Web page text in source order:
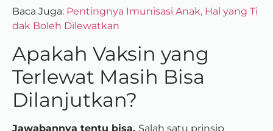
Baca Juga: Pentingnya Imunisasi Anak, Hal yang Ti
dak Boleh Dilewatkan
Apakah Vaksin yang
Terlewat Masih Bisa
Dilanjutkan?
Jawabannya tentu bisa. Salah satu prinsip